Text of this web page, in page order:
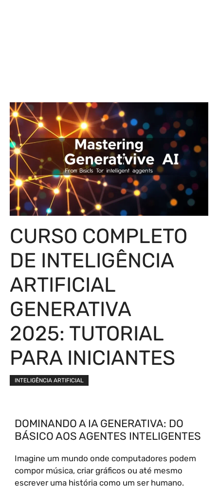
CURSO COMPLETO
DE INTELIGÊNCIA
ARTIFICIAL
GENERATIVA
2025: TUTORIAL
PARA INICIANTES
INTELIGÊNCIA ARTIFICIAL
DOMINANDO A IA GENERATIVA: DO
BÁSICO AOS AGENTES INTELIGENTES
Imagine um mundo onde computadores podem
compor música, criar gráficos ou até mesmo
escrever uma história como um ser humano.